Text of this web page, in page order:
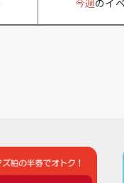
今週のイ